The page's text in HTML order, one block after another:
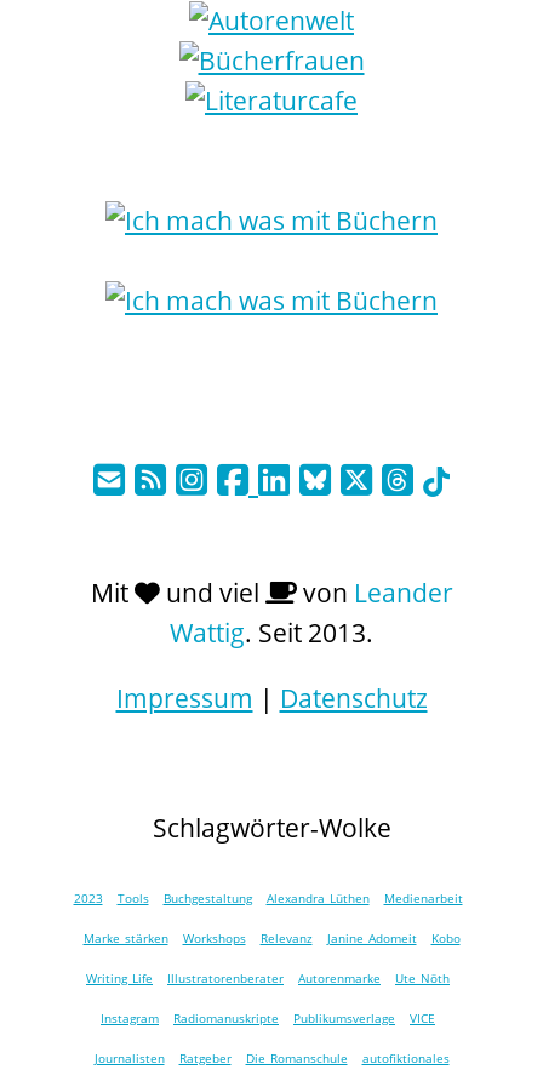
Mit und viel von Leander
Wattig. Seit 2013.
Impressum | Datenschutz
Schlagwörter-Wolke
2023 Tools Buchgestaltung Alexandra Lüthen Medienarbeit
Marke stärken Workshops Relevanz Janine Adomeit Kobo
Writing Life Illustratorenberater Autorenmarke Ute Nöth
Instagram Radiomanuskripte Publikumsverlage VICE
Journalisten Ratgeber Die Romanschule autofiktionales